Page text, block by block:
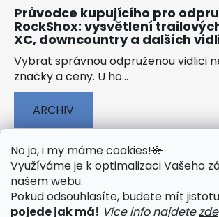
No jo, i my máme cookies!🍪
Využíváme je k optimalizaci Vašeho
našem webu.
Pokud odsouhlasíte, budete mít
pojede jak má! Více info najdetezde
Průvodce kupujícího pro
RockShox: vysvětlení
XC, downcountry a dalších
Vybrat správnou odpruženou vidlici
značky a ceny. U ho...
ARCHIV
🟢 TECHNOLOGIE
🟢 O
🟢 NÁVODY KE